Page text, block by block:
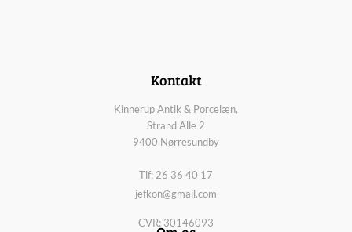
Kontakt
Kinnerup Antik & Porcelæn,
Strand Alle 2
9400 Nørresundby
Tlf: 26 36 40 17
jefkon@gmail.com
CVR: 30146093